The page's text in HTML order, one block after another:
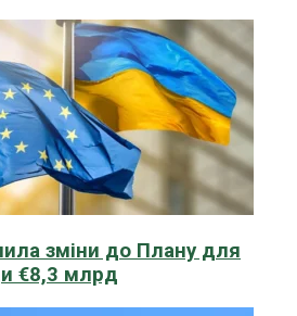
зміни до Плану для
€8,3 млрд